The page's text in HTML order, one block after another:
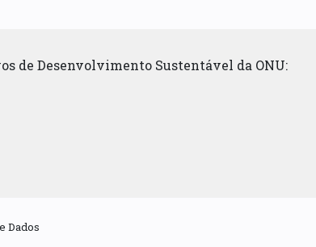
de Desenvolvimento Sustentável da ONU:
Dados